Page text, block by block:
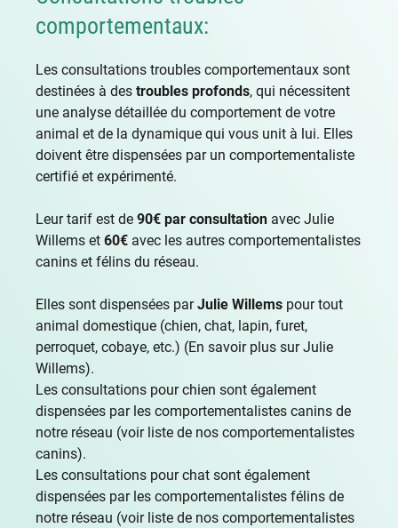
comportementaux:
Les consultations troubles comportementaux sont
destinées à destroubles profonds, qui nécessitent
une analyse détaillée du comportement de votre
animal et de la dynamique qui vous unit à lui. Elles
doivent être dispensées par un comportementaliste
certifié et expérimenté.
Leur tarif est de90€ par consultation avec Julie
Willems et60€ avec les autres comportementalistes
canins et félins du réseau.
Elles sont dispensées parJulie Willems pour tout
animal domestique (chien, chat, lapin, furet,
perroquet, cobaye, etc.) (En savoir plus sur Julie
Willems).
Les consultations pour chien sont également
dispensées par les comportementalistes canins de
notre réseau (voir liste de nos comportementalistes
canins).
Les consultations pour chat sont également
dispensées par les comportementalistes félins de
notre réseau (voir liste de nos comportementalistes